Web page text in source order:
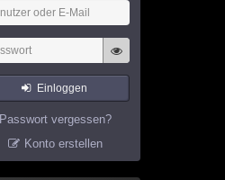
Einloggen
Passwort vergessen?
Konto erstellen